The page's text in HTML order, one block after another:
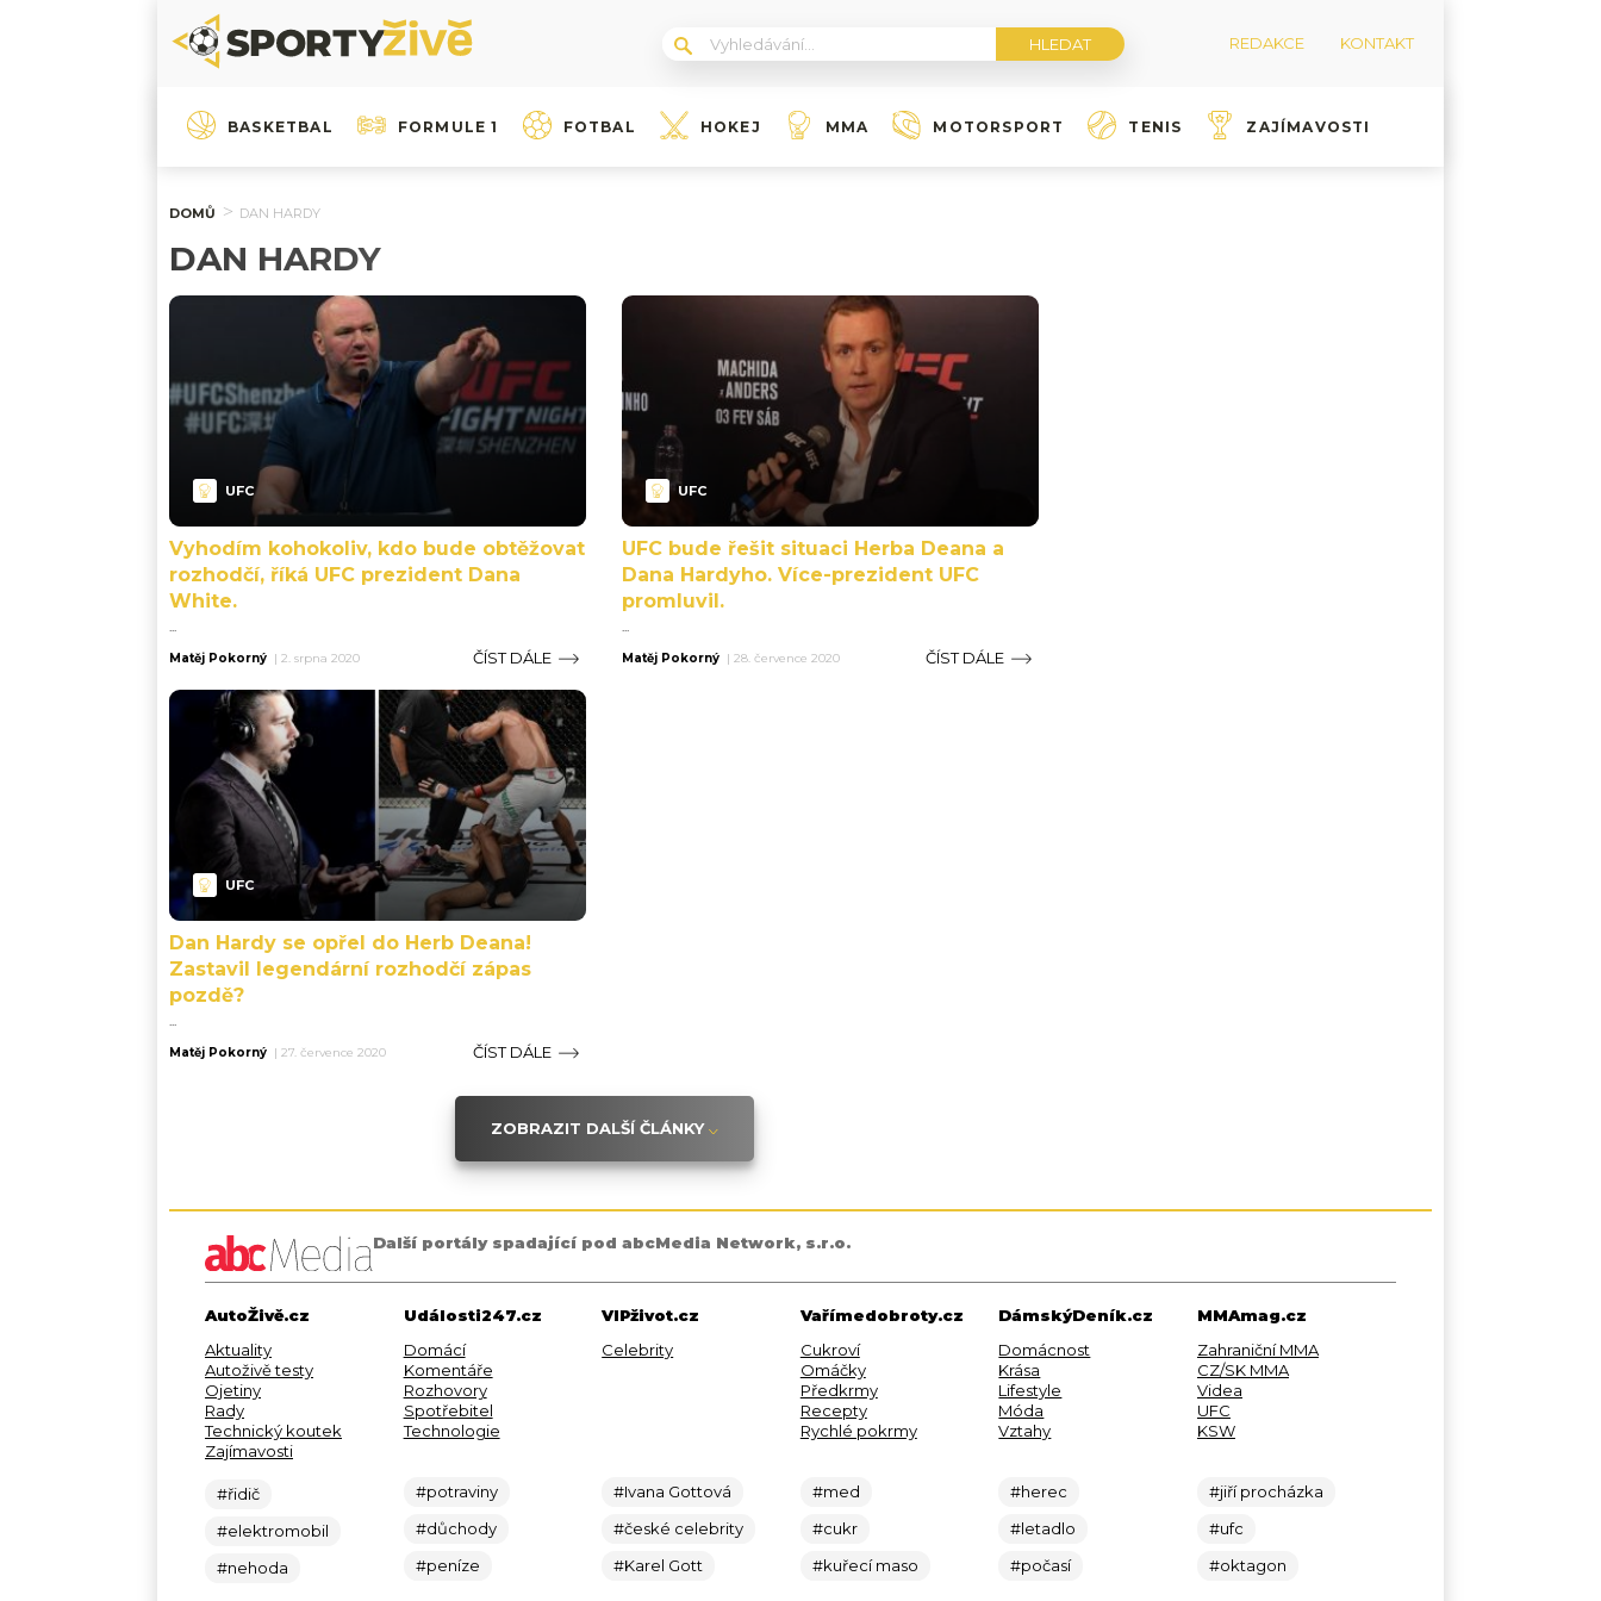
REDAKCE KONTAKT
BASKETBAL FORMULE 1 FOTBAL HOKEJ MMA MOTORSPORT TENIS ZAJÍMAVOSTI
DOMŮ DAN HARDY
DAN HARDY
UFC
Vyhodím kohokoliv, kdo bude obtěžovat
rozhodčí, říká UFC prezident Dana
White.
...
Matěj Pokorný | 2. srpna 2020 ČÍST DÁLE
UFC
UFC bude řešit situaci Herba Deana a
Dana Hardyho. Více-prezident UFC
promluvil.
...
Matěj Pokorný | 28. července 2020 ČÍST DÁLE
UFC
Dan Hardy se opřel do Herb Deana!
Zastavil legendární rozhodčí zápas
pozdě?
...
Matěj Pokorný | 27. července 2020 ČÍST DÁLE
ZOBRAZIT DALŠÍ ČLÁNKY
Další portály spadající pod abcMedia Network, s.r.o.
AutoŽivě.cz
Aktuality
Autoživě testy
Ojetiny
Rady
Technický koutek
Zajímavosti
#řidič
#elektromobil
#nehoda
Události247.cz
Domácí
Komentáře
Rozhovory
Spotřebitel
Technologie
#potraviny
#důchody
#peníze
VIPživot.cz
Celebrity
#Ivana Gottová
#české celebrity
#Karel Gott
Vařímedobroty.cz
Cukroví
Omáčky
Předkrmy
Recepty
Rychlé pokrmy
#med
#cukr
#kuřecí maso
DámskýDeník.cz
Domácnost
Krása
Lifestyle
Móda
Vztahy
#herec
#letadlo
#počasí
MMAmag.cz
Zahraniční MMA
CZ/SK MMA
Videa
UFC
KSW
#jiří procházka
#ufc
#oktagon